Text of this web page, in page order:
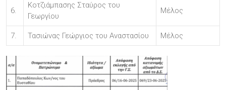
6.
Κοτζιάμπασης Σταύρος του
Γεωργίου
Μέλος
7. Τασιώνας Γεώργιος του Αναστασίου Μέλος